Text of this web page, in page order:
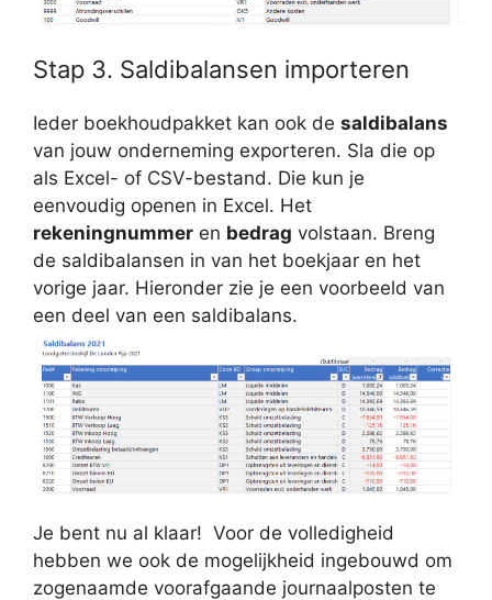
Stap 3. Saldibalansen importeren
Ieder boekhoudpakket kan ook de saldibalans
van jouw onderneming exporteren. Sla die op
als Excel- of CSV-bestand. Die kun je
eenvoudig openen in Excel. Het
rekeningnummer en bedrag volstaan. Breng
de saldibalansen in van het boekjaar en het
vorige jaar. Hieronder zie je een voorbeeld van
een deel van een saldibalans.
Je bent nu al klaar! Voor de volledigheid
hebben we ook de mogelijkheid ingebouwd om
zogenaamde voorafgaande journaalposten te